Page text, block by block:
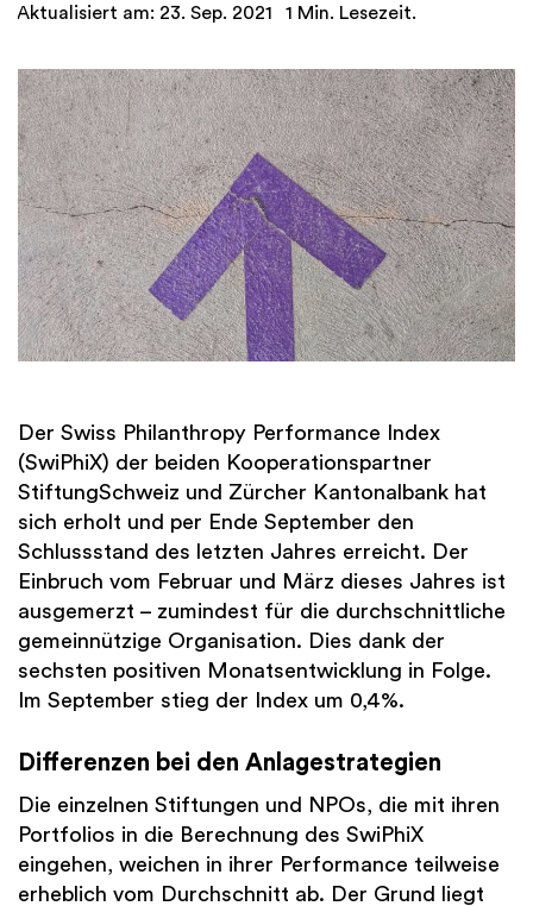
Aktualisiert am: 23. Sep. 2021
1 Min. Lesezeit.
Der Swiss Philanthropy Performance Index
(SwiPhiX) der beiden Kooperationspartner
StiftungSchweiz und Zürcher Kantonalbank hat
sich erholt und per Ende September den
Schlussstand des letzten Jahres erreicht. Der
Einbruch vom Februar und März dieses Jahres ist
ausgemerzt – zumindest für die durchschnittliche
gemeinnützige Organisation. Dies dank der
sechsten positiven Monatsentwicklung in Folge.
Im September stieg der Index um 0,4%.
Differenzen bei den Anlagestrategien
Die einzelnen Stiftungen und NPOs, die mit ihren
Portfolios in die Berechnung des SwiPhiX
eingehen, weichen in ihrer Performance teilweise
erheblich vom Durchschnitt ab. Der Grund liegt